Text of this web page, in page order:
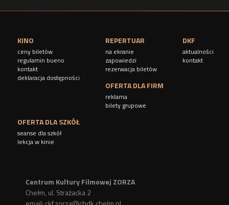
KINO
ceny biletów
regulamin bueno
kontakt
deklaracja dostępności
REPERTUAR
na ekranie
zapowiedzi
rezerwacja biletów
DKF
aktualności
kontakt
OFERTA DLA FIRM
reklama
bilety grupowe
OFERTA DLA SZKÓŁ
seanse dla szkół
lekcja w kinie
Centrum Kultury Filmowej ZORZA
Chełm, ul. Strażacka 2